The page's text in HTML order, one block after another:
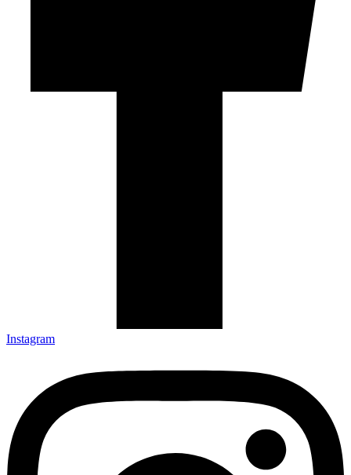
Instagram